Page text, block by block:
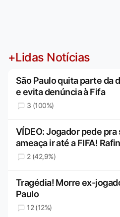
+Lidas Notícias
São Paulo quita parte da
e evita denúncia à Fifa
3 (100%)
VÍDEO: Jogador pede pra
ameaça ir até a FIFA!
2 (42,9%)
Tragédia! Morre ex-
Paulo
12 (12%)